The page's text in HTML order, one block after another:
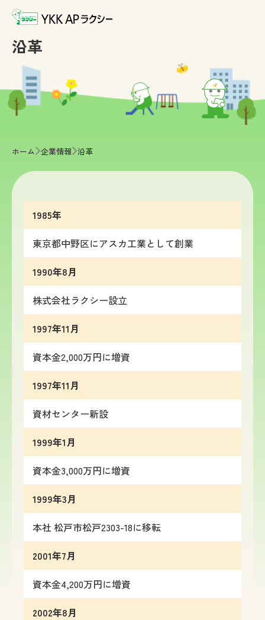
沿革
ホーム >
企業情報 >
沿革
1985年
東京都中野区にアスカ工業として創業
1990年8月
株式会社ラクシー設立
1997年11月
資本金2,000万円に増資
1997年11月
資材センター新設
1999年1月
資本金3,000万円に増資
1999年3月
本社 松戸市松戸2303-18に移転
2001年7月
資本金4,200万円に増資
2002年8月